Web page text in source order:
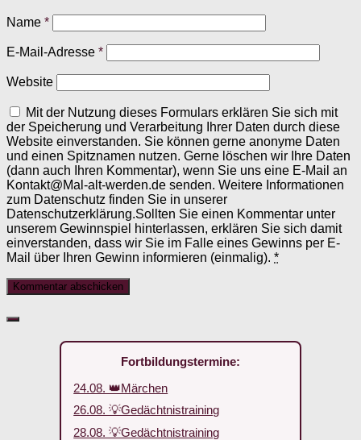
Name *
E-Mail-Adresse *
Website
Mit der Nutzung dieses Formulars erklären Sie sich mit
der Speicherung und Verarbeitung Ihrer Daten durch diese
Website einverstanden. Sie können gerne anonyme Daten
und einen Spitznamen nutzen. Gerne löschen wir Ihre Daten
(dann auch Ihren Kommentar), wenn Sie uns eine E-Mail an
Kontakt@Mal-alt-werden.de senden. Weitere Informationen
zum Datenschutz finden Sie in unserer
Datenschutzerklärung.Sollten Sie einen Kommentar unter
unserem Gewinnspiel hinterlassen, erklären Sie sich damit
einverstanden, dass wir Sie im Falle eines Gewinns per E-
Mail über Ihren Gewinn informieren (einmalig). *
Fortbildungstermine:
24.08. 👑Märchen
26.08. 💡Gedächtnistraining
28.08. 💡Gedächtnistraining